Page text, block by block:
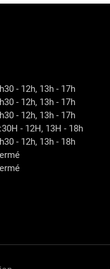
- 12h, 13h - 17h
- 12h, 13h - 17h
- 12h, 13h - 17h
- 12H, 13H - 18h
- 12h, 13h - 18h